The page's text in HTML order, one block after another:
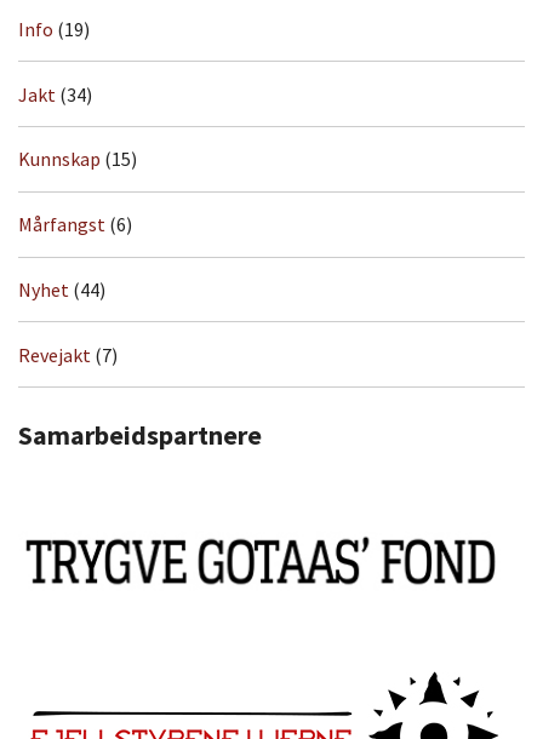
Info (19)
Jakt (34)
Kunnskap (15)
Mårfangst (6)
Nyhet (44)
Revejakt (7)
Samarbeidspartnere